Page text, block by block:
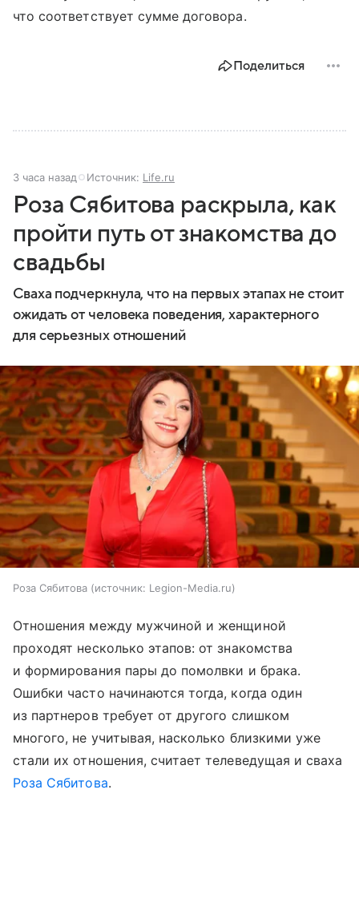
что соответствует сумме договора.
Поделиться
3 часа назад Источник: Life.ru
Роза Сябитова раскрыла, как
пройти путь от знакомства до
свадьбы
Сваха подчеркнула, что на первых этапах не стоит
ожидать от человека поведения, характерного
для серьезных отношений
Роза Сябитова источник: Legion-Media.ru
Отношения между мужчиной и женщиной
проходят несколько этапов: от знакомства
и формирования пары до помолвки и брака.
Ошибки часто начинаются тогда, когда один
из партнеров требует от другого слишком
многого, не учитывая, насколько близкими уже
стали их отношения, считает телеведущая и сваха
Роза Сябитова.